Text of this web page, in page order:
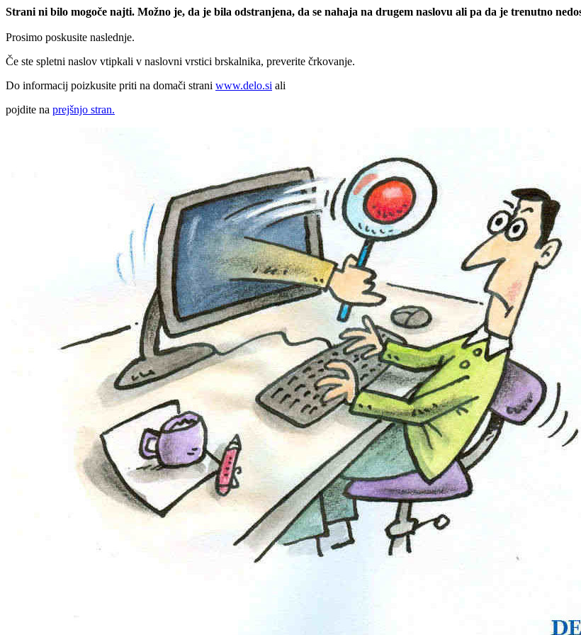
Strani ni bilo mogoče najti. Možno je, da je bila odstranjena, da se nahaja na drugem naslovu ali pa da je trenutno
Prosimo poskusite naslednje.
Če ste spletni naslov vtipkali v naslovni vrstici brskalnika, preverite črkovanje.
Do informacij poizkusite priti na domači strani www.delo.si ali
pojdite na prejšnjo stran.